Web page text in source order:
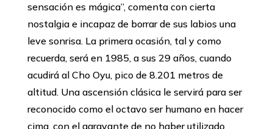
sensación es mágica’’, comenta con cierta
nostalgia e incapaz de borrar de sus labios una
leve sonrisa. La primera ocasión, tal y como
recuerda, será en 1985, a sus 29 años, cuando
acudirá al Cho Oyu, pico de 8.201 metros de
altitud. Una ascensión clásica le servirá para ser
reconocido como el octavo ser humano en hacer
cima, con el agravante de no haber utilizado